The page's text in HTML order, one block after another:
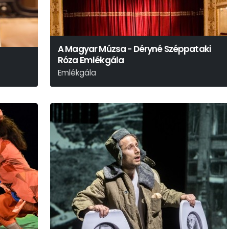
A Magyar Múzsa - Déryné Széppataki
Róza Emlékgála
Emlékgála